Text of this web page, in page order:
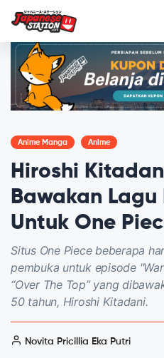
Anime Manga Anime
Hiroshi
Bawakan Lagu
Untuk One
Situs One Piece beberapa
pembuka untuk episode
“Over The Top” yang
50 tahun, Hiroshi Kitadani.
Novita Pricillia Eka Putri